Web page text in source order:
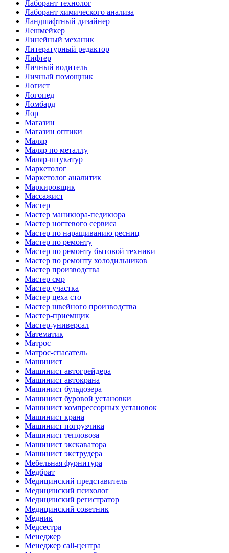
Лаборант технолог
Лаборант химического анализа
Ландшафтный дизайнер
Лешмейкер
Линейный механик
Литературный редактор
Лифтер
Личный водитель
Личный помощник
Логист
Логопед
Ломбард
Лор
Магазин
Магазин оптики
Маляр
Маляр по металлу
Маляр-штукатур
Маркетолог
Маркетолог аналитик
Маркировщик
Массажист
Мастер
Мастер маникюра-педикюра
Мастер ногтевого сервиса
Мастер по наращиванию ресниц
Мастер по ремонту
Мастер по ремонту бытовой техники
Мастер по ремонту холодильников
Мастер производства
Мастер смр
Мастер участка
Мастер цеха сто
Мастер швейного производства
Мастер-приемщик
Мастер-универсал
Математик
Матрос
Матрос-спасатель
Машинист
Машинист автогрейдера
Машинист автокрана
Машинист бульдозера
Машинист буровой установки
Машинист компрессорных установок
Машинист крана
Машинист погрузчика
Машинист тепловоза
Машинист экскаватора
Машинист экструдера
Мебельная фурнитура
Медбрат
Медицинский представитель
Медицинский психолог
Медицинский регистратор
Медицинский советник
Медник
Медсестра
Менеджер
Менеджер call-центра